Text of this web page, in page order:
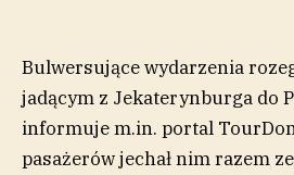
Bulwersujące wydarzenia
jadącym z Jekaterynburga do
informuje m.in. portal
pasażerów jechał nim razem